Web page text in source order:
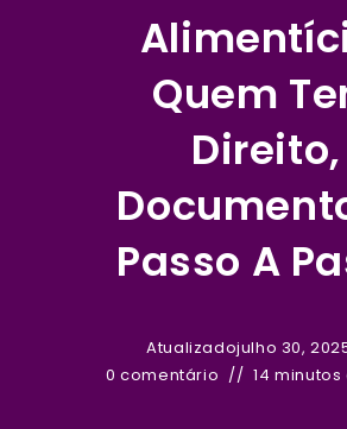
Quem
Direito,
Passo A
Atualizadojulho 30,
0 comentário
14